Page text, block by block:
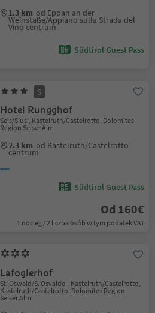
1.3 km od Eppan an der
Weinstaße/Appiano sulla Strada del
Vino centrum
Südtirol Guest Pass
S
Hotel Rungghof
Seis/Siusi, Kastelruth/Castelrotto, Dolomites
Region Seiser Alm
2.3 km od Kastelruth/Castelrotto
centrum
Südtirol Guest Pass
Od 160€
1 nocleg / 2 liczba osób w tym podatek VAT
Lafoglerhof
St. Oswald/S. Osvaldo - Kastelruth/Castelrotto,
Kastelruth/Castelrotto, Dolomites Region
Seiser Alm